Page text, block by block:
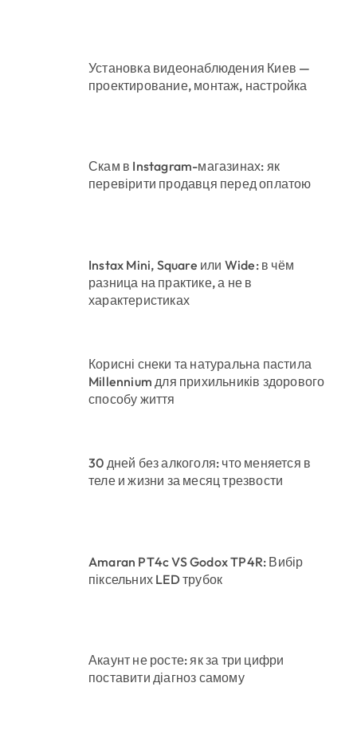
Установка видеонаблюдения Киев —
проектирование, монтаж, настройка
Скам в Instagram-магазинах: як
перевірити продавця перед оплатою
Instax Mini, Square или Wide: в чём
разница на практике, а не в
характеристиках
Корисні снеки та натуральна пастила
Millennium для прихильників здорового
способу життя
30 дней без алкоголя: что меняется в
теле и жизни за месяц трезвости
Amaran PT4c VS Godox TP4R: Вибір
піксельних LED трубок
Акаунт не росте: як за три цифри
поставити діагноз самому